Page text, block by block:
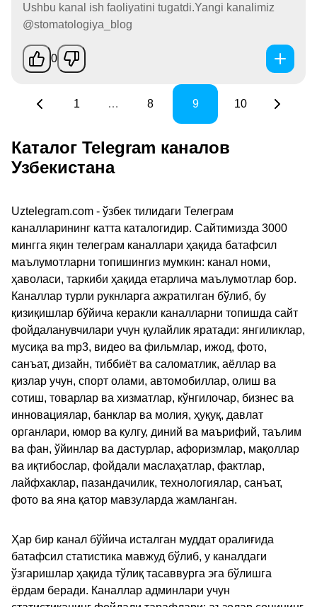
Ushbu kanal ish faoliyatini tugatdi.Yangi kanalimiz
@stomatologiya_blog
0
1 … 8 9 10
Каталог Telegram каналов
Узбекистана
Uztelegram.com - ўзбек тилидаги Телеграм
каналларининг катта каталогидир. Сайтимизда 3000
мингга яқин телеграм каналлари ҳақида батафсил
маълумотларни топишингиз мумкин: канал номи,
ҳаволаси, таркиби ҳақида етарлича маълумотлар бор.
Каналлар турли рукнларга ажратилган бўлиб, бу
қизиқишлар бўйича керакли каналларни топишда сайт
фойдаланувчилари учун қулайлик яратади: янгиликлар,
мусиқа ва mp3, видео ва фильмлар, ижод, фото,
санъат, дизайн, тиббиёт ва саломатлик, аёллар ва
қизлар учун, спорт олами, автомобиллар, олиш ва
сотиш, товарлар ва хизматлар, кўнгилочар, бизнес ва
инновациялар, банклар ва молия, ҳуқуқ, давлат
органлари, юмор ва кулгу, диний ва маърифий, таълим
ва фан, ўйинлар ва дастурлар, афоризмлар, мақоллар
ва иқтибослар, фойдали маслаҳатлар, фактлар,
лайфхаклар, пазандачилик, технологиялар, санъат,
фото ва яна қатор мавзуларда жамланган.
Ҳар бир канал бўйича исталган муддат оралиғида
батафсил статистика мавжуд бўлиб, у каналдаги
ўзгаришлар ҳақида тўлиқ тасаввурга эга бўлишга
ёрдам беради. Каналлар админлари учун